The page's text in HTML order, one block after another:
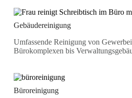
Gebäudereinigung
Umfassende Reinigung von
Bürokomplexen bis
Büroreinigung